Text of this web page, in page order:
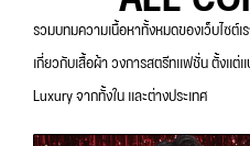
รวมบทมความเนื้อหาทั้งหมดของเว็บไซต์เ
เกี่ยวกับเสื้อผ้า วงการสตรีทแฟชั่น ตั้งแต่
Luxury จากทั้งใน และต่างประเทศ